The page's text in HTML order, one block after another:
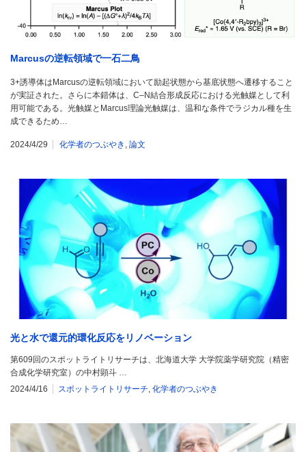
Marcusの逆転領域で一石二鳥
3+誘導体はMarcusの逆転領域において励起状態から基底状態へ遷移すること
が実証された。さらに本錯体は、C–N結合形成反応における光触媒として利
用可能である。光触媒とMarcus理論光触媒は、温和な条件でラジカル種を生
成できるため…
2024/4/29 化学者のつぶやき 論文
光と水で還元的環化反応をリノベーション
第609回のスポットライトリサーチは、北海道大学 大学院薬学研究院（精密
合成化学研究室）の中村顕斗 …
2024/4/16
スポットライトリサーチ, 化学者のつぶやき